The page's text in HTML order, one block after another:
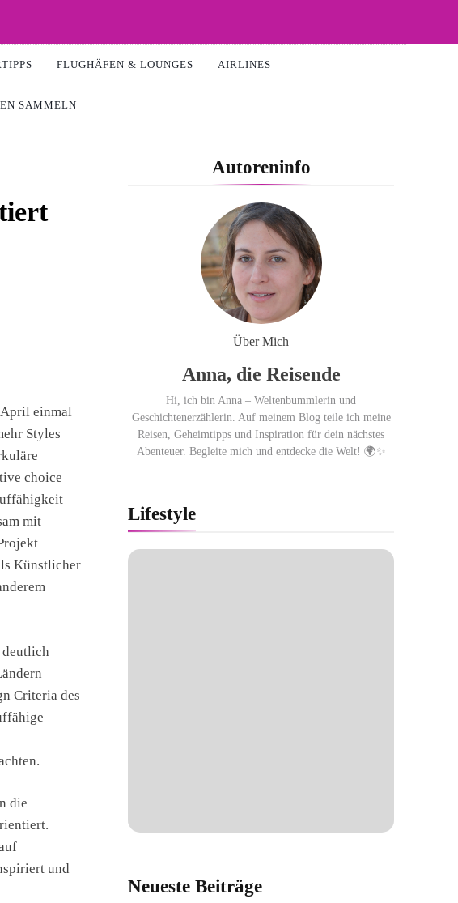
FLUGHÄFEN & LOUNGES AIRLINES
SAMMELN
einmal
Styles
choice
mit
Künstlicher
Criteria des
die
und
Autoreninfo
Über Mich
Anna, die Reisende
Hi, ich bin Anna – Weltenbummlerin und
Geschichtenerzählerin. Auf meinem Blog teile ich meine
Reisen, Geheimtipps und Inspiration für dein nächstes
Abenteuer. Begleite mich und entdecke die Welt! 🌍✨
Lifestyle
NeuesteBeiträge